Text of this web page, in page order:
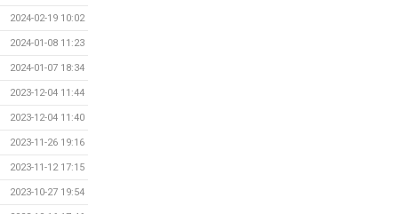
2024-02-19 10:02
2024-01-08 11:23
2024-01-07 18:34
2023-12-04 11:44
2023-12-04 11:40
2023-11-26 19:16
2023-11-12 17:15
2023-10-27 19:54